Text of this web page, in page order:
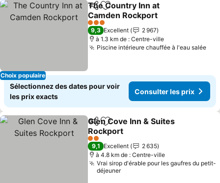
Choix populaire
PartagerAjouter à mes favoris
The Country Inn at
Camden Rockport
Consulter les prix
3 Étoiles
9,3 Excellent
2 967
à 1.3 km de : Centre-ville
Piscine intérieure chauffée à l'eau salée
Sélectionnez des dates pour voir
les prix exacts
Consulter les prix
PartagerAjouter à mes favoris
Glen Cove Inn & Suites
Rockport
Consulter les prix
2 Étoiles
9,1 Excellent
2 635
à 4.8 km de : Centre-ville
Vrai sirop d'érable pour les gaufres du petit-
déjeuner